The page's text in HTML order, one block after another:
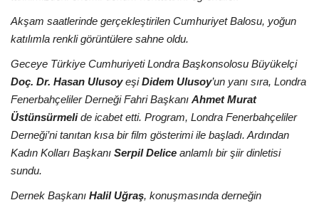
English Turkish
Akşam saatlerinde gerçekleştirilen Cumhuriyet Balosu, yoğun
katılımla renkli görüntülere sahne oldu.
Geceye Türkiye Cumhuriyeti Londra Başkonsolosu Büyükelçi
Doç. Dr. Hasan UlusoyeşiDidem Ulusoy’un yanı sıra, Londra
Fenerbahçeliler Derneği Fahri Başkanı Ahmet Murat
Üstünsürmelide icabet etti. Program, Londra Fenerbahçeliler
Derneği’ni tanıtan kısa bir film gösterimi ile başladı. Ardından
Kadın Kolları Başkanı Serpil Delice anlamlı bir şiir dinletisi
sundu.
Dernek Başkanı Halil Uğraş, konuşmasında derneğin